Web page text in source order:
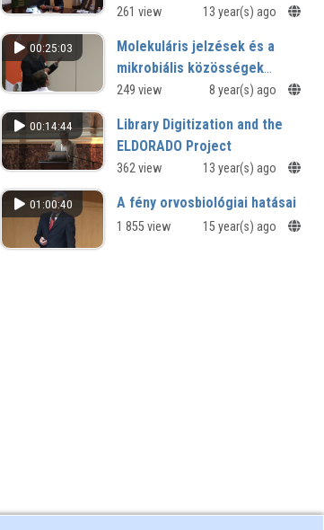
gazdaságtanában
261 view 13 year(s) ago
00:25:03
Molekuláris jelzések és a
mikrobiális közösségek
stabilitása
249 view 8 year(s) ago
00:14:44
Library Digitization and the
ELDORADO Project
A „Könyvtári digitalizálás és az
362 view 13 year(s) ago
01:00:40 A fény orvosbiológiai hatásai
1 855 view 15 year(s) ago